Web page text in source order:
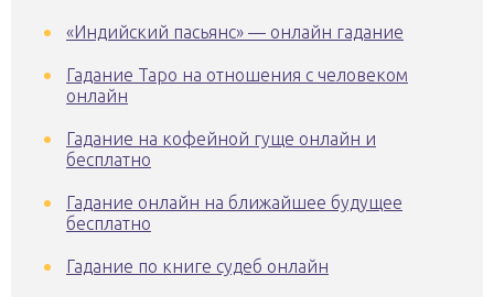
«Индийский пасьянс» — онлайн гадание
Гадание Таро на отношения с человеком
онлайн
Гадание на кофейной гуще онлайн и
бесплатно
Гадание онлайн на ближайшее будущее
бесплатно
Гадание по книге судеб онлайн